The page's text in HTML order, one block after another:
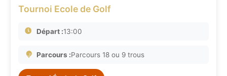
Tournoi Ecole de Golf
Départ :13:00
Parcours :Parcours 18 ou 9 trous